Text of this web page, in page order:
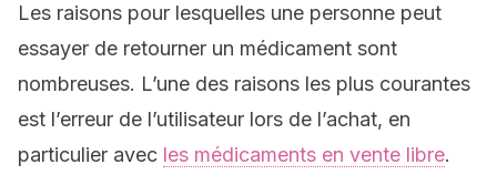
Les raisons pour lesquelles une personne peut
essayer de retourner un médicament sont
nombreuses. L’une des raisons les plus courantes
est l’erreur de l’utilisateur lors de l’achat, en
particulier avec les médicaments en vente libre.